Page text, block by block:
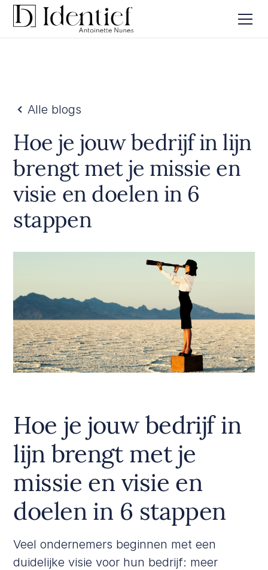
Alle blogs
Hoe je jouw bedrijf in lijn
brengt met je missie en
visie en doelen in 6
stappen
Hoe je jouw bedrijf in
lijn brengt met je
missie en visie en
doelen in 6 stappen
Veel ondernemers beginnen met een
duidelijke visie voor hun bedrijf: meer